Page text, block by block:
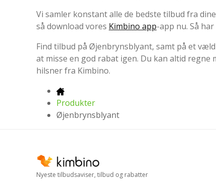
Vi samler konstant alle de bedste tilbud fra
så download vores Kimbino app-app nu. Så
Find tilbud på Øjenbrynsblyant, samt på et
at misse en god rabat igen. Du kan altid regne
hilsner fra Kimbino.
Produkter
Øjenbrynsblyant
Nyeste tilbudsaviser, tilbud og rabatter